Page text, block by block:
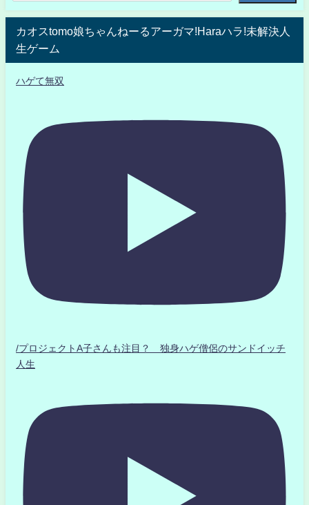
カオスtomo娘ちゃんねーるアーガマ!Haraハラ!未解決人
生ゲーム
ハゲて無双
/プロジェクトA子さんも注目？ 独身ハゲ僧侶のサンドイッチ
人生